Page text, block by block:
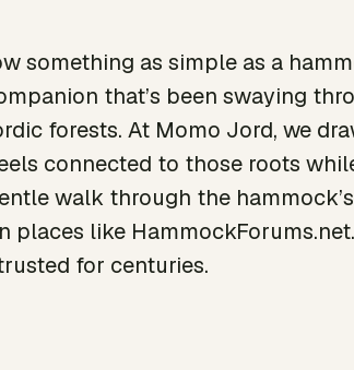
something as simple as a
that’s been swaying
forests. At Momo Jord, we
connected to those roots
walk through the
like
for centuries.